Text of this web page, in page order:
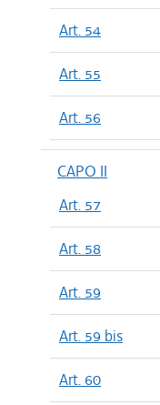
Art. 54
Art. 55
Art. 56
CAPO II
Art. 57
Art. 58
Art. 59
Art. 59 bis
Art. 60